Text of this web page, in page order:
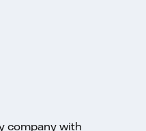
company with